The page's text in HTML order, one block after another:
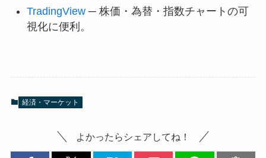
TradingView─ 株価・為替・指数チャートの可
視化に便利。
経済・マーケット
よかったらシェアしてね！